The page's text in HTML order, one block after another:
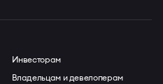
Инвесторам
Владельцам и девелоперам